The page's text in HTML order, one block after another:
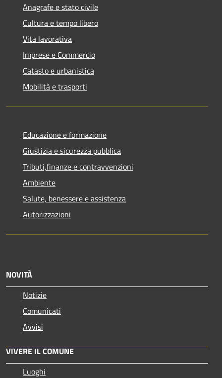
Anagrafe e stato civile
Cultura e tempo libero
Vita lavorativa
Imprese e Commercio
Catasto e urbanistica
Mobilità e trasporti
Educazione e formazione
Giustizia e sicurezza pubblica
Tributi,finanze e contravvenzioni
Ambiente
Salute, benessere e assistenza
Autorizzazioni
NOVITÀ
Notizie
Comunicati
Avvisi
VIVERE IL COMUNE
Luoghi